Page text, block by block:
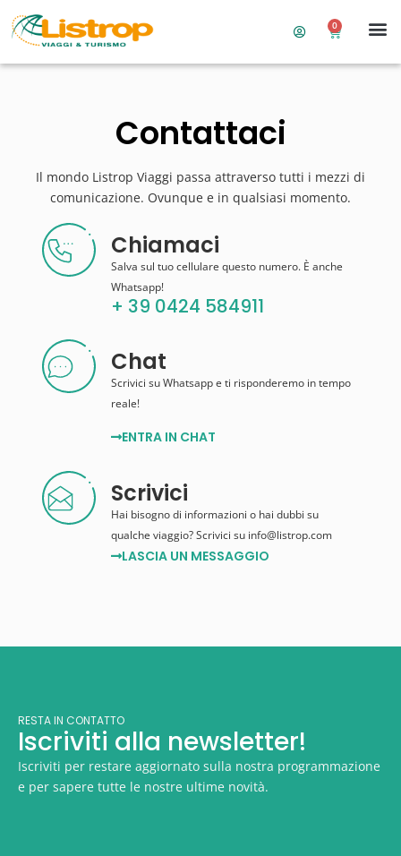
0
Contattaci
Il mondo Listrop Viaggi passa attraverso tutti i mezzi di
comunicazione. Ovunque e in qualsiasi momento.
Chiamaci
Salva sul tuo cellulare questo numero. È anche
Whatsapp!
+ 39 0424 584911
Chat
Scrivici su Whatsapp e ti risponderemo in tempo
reale!
ENTRA IN CHAT
Scrivici
Hai bisogno di informazioni o hai dubbi su
qualche viaggio? Scrivici su info@listrop.com
LASCIA UN MESSAGGIO
RESTA IN CONTATTO
Iscriviti alla newsletter!
Iscriviti per restare aggiornato sulla nostra programmazione
e per sapere tutte le nostre ultime novità.